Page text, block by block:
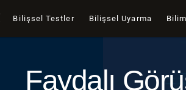
Bilişsel Testler Bilişsel Uyarma
Faydalı